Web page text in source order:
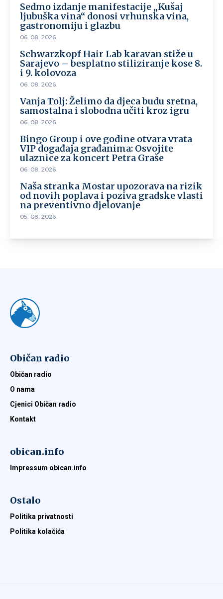
Sedmo izdanje manifestacije „Kušaj
ljubuška vina“ donosi vrhunska vina,
gastronomiju i glazbu
06. 08. 2026.
Schwarzkopf Hair Lab karavan stiže u
Sarajevo – besplatno stiliziranje kose 8.
i 9. kolovoza
06. 08. 2026.
Vanja Tolj: Želimo da djeca budu sretna,
samostalna i slobodna učiti kroz igru
06. 08. 2026.
Bingo Group i ove godine otvara vrata
VIP događaja građanima: Osvojite
ulaznice za koncert Petra Graše
06. 08. 2026.
Naša stranka Mostar upozorava na rizik
od novih poplava i poziva gradske vlasti
na preventivno djelovanje
05. 08. 2026.
Običan radio
Običan radio
O nama
Cjenici Običan radio
Kontakt
obican.info
Impressum obican.info
Ostalo
Politika privatnosti
Politika kolačića